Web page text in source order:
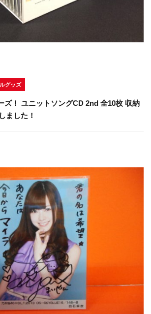
グッズ
ズ！ ユニットソングCD 2nd 全10枚 収納
ました！